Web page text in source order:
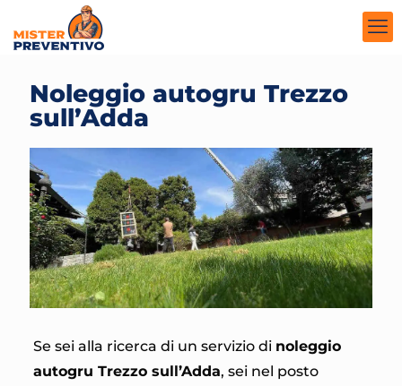
Noleggio autogru Trezzo
sull’Adda
Se sei alla ricerca di un servizio di noleggio
autogru Trezzo sull’Adda, sei nel posto